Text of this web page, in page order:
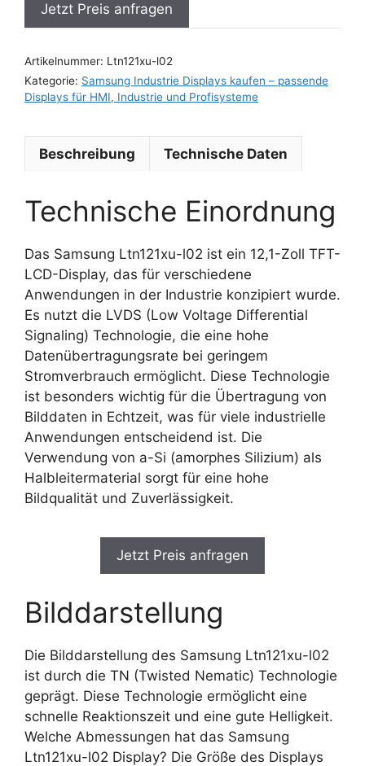
Jetzt Preis anfragen
Artikelnummer: Ltn121xu-l02
Kategorie: Samsung Industrie Displays kaufen – passende
Displays für HMI, Industrie und Profisysteme
Beschreibung Technische Daten
Technische Einordnung
Das Samsung Ltn121xu-l02 ist ein 12,1-Zoll TFT-
LCD-Display, das für verschiedene
Anwendungen in der Industrie konzipiert wurde.
Es nutzt die LVDS (Low Voltage Differential
Signaling) Technologie, die eine hohe
Datenübertragungsrate bei geringem
Stromverbrauch ermöglicht. Diese Technologie
ist besonders wichtig für die Übertragung von
Bilddaten in Echtzeit, was für viele industrielle
Anwendungen entscheidend ist. Die
Verwendung von a-Si (amorphes Silizium) als
Halbleitermaterial sorgt für eine hohe
Bildqualität und Zuverlässigkeit.
Jetzt Preis anfragen
Bilddarstellung
Die Bilddarstellung des Samsung Ltn121xu-l02
ist durch die TN (Twisted Nematic) Technologie
geprägt. Diese Technologie ermöglicht eine
schnelle Reaktionszeit und eine gute Helligkeit.
Welche Abmessungen hat das Samsung
Ltn121xu-l02 Display? Die Größe des Displays